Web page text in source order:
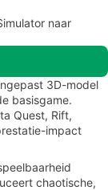
naar
3D-model
basisgame.
Quest, Rift,
impact
chaotische,